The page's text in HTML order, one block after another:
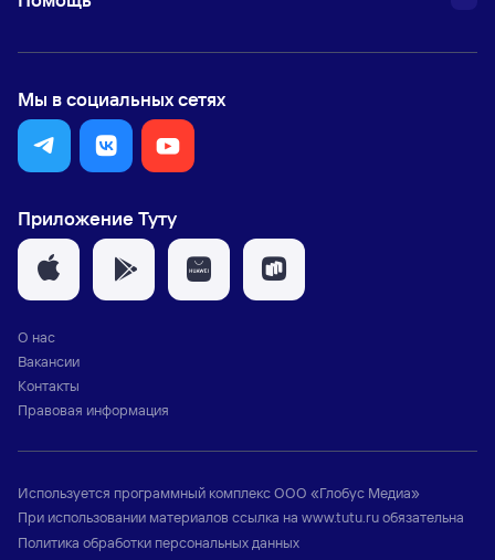
Мы в социальных сетях
Приложение Туту
О нас
Вакансии
Контакты
Правовая информация
Используется программный комплексООО «Глобус Медиа»
При использовании материалов ссылка на www.tutu.ruобязательна
Политика обработки персональных данных